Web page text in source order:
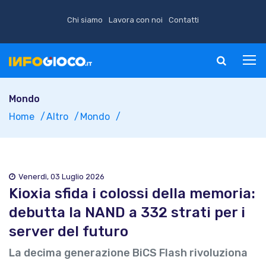
Chi siamo Lavora con noi Contatti
Mondo
Home
Altro Mondo
Venerdì, 03 Luglio 2026
Kioxia sfida i colossi della memoria:
debutta la NAND a 332 strati per i
server del futuro
La decima generazione BiCS Flash rivoluziona